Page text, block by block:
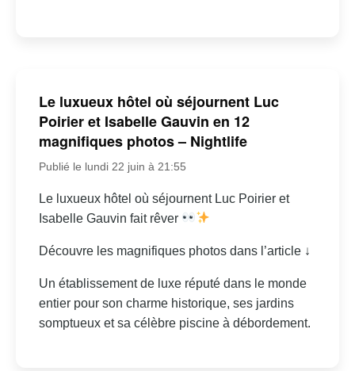
Le luxueux hôtel où séjournent Luc
Poirier et Isabelle Gauvin en 12
magnifiques photos – Nightlife
Publié le lundi 22 juin à 21:55
Le luxueux hôtel où séjournent Luc Poirier et
Isabelle Gauvin fait rêver
Découvre les magnifiques photos dans l’article ↓
Un établissement de luxe réputé dans le monde
entier pour son charme historique, ses jardins
somptueux et sa célèbre piscine à débordement.